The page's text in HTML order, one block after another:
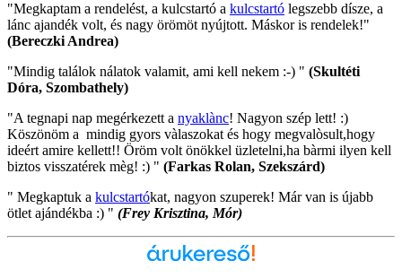
"Megkaptam a rendelést, a kulcstartó a kulcstartó legszebb dísze, a
lánc ajandék volt, és nagy örömöt nyújtott. Máskor is rendelek!"
(Bereczki Andrea)
"Mindig találok nálatok valamit, ami kell nekem :-) " (Skultéti
Dóra, Szombathely)
"A tegnapi nap megérkezett a nyaklànc! Nagyon szép lett! :)
Köszönöm a mindig gyors vàlaszokat és hogy megvalòsult,hogy
ideért amire kellett!! Öröm volt önökkel üzletelni,ha bàrmi ilyen kell
biztos visszatérek mèg! :) " (Farkas Rolan, Szekszárd)
" Megkaptuk a kulcstartókat, nagyon szuperek! Már van is újabb
ötlet ajándékba :) " (Frey Krisztina, Mór)